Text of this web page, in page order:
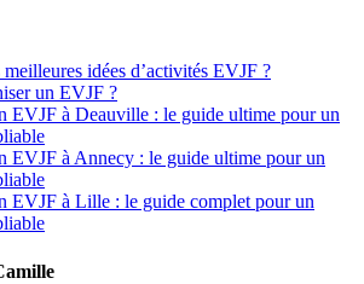
idées d’activités EVJF ?
un EVJF ?
EVJF à Deauville : le guide ultime pour un
EVJF à Annecy : le guide ultime pour un
EVJF à Lille : le guide complet pour un